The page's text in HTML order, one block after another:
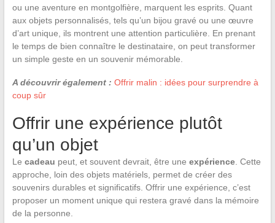
ou une aventure en montgolfière, marquent les esprits. Quant
aux objets personnalisés, tels qu’un bijou gravé ou une œuvre
d’art unique, ils montrent une attention particulière. En prenant
le temps de bien connaître le destinataire, on peut transformer
un simple geste en un souvenir mémorable.
A découvrir également : Offrir malin : idées pour surprendre à
coup sûr
Offrir une expérience plutôt
qu’un objet
Le cadeau peut, et souvent devrait, être une expérience. Cette
approche, loin des objets matériels, permet de créer des
souvenirs durables et significatifs. Offrir une expérience, c’est
proposer un moment unique qui restera gravé dans la mémoire
de la personne.